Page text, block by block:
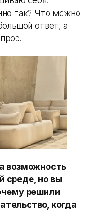
так? Что можно
ответ, а
возможность
среде, но вы
решили
когда